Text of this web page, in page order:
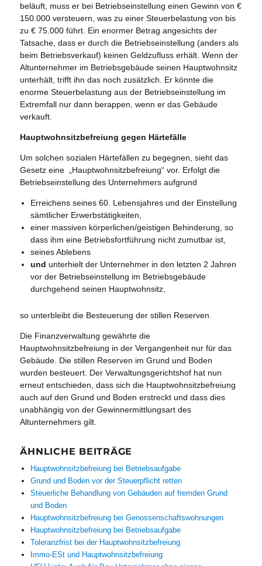
beläuft, muss er bei Betriebseinstellung einen Gewinn von €
150.000 versteuern, was zu einer Steuerbelastung von bis
zu € 75.000 führt. Ein enormer Betrag angesichts der
Tatsache, dass er durch die Betriebseinstellung (anders als
beim Betriebsverkauf) keinen Geldzufluss erhält. Wenn der
Altunternehmer im Betriebsgebäude seinen Hauptwohnsitz
unterhält, trifft ihn das noch zusätzlich. Er könnte die
enorme Steuerbelastung aus der Betriebseinstellung im
Extremfall nur dann berappen, wenn er das Gebäude
verkauft.
Hauptwohnsitzbefreiung gegen Härtefälle
Um solchen sozialen Härtefällen zu begegnen, sieht das
Gesetz eine „Hauptwohnsitzbefreiung“ vor. Erfolgt die
Betriebseinstellung des Unternehmers aufgrund
Erreichens seines 60. Lebensjahres und der Einstellung
sämtlicher Erwerbstätigkeiten,
einer massiven körperlichen/geistigen Behinderung, so
dass ihm eine Betriebsfortführung nicht zumutbar ist,
seines Ablebens
und unterhielt der Unternehmer in den letzten 2 Jahren
vor der Betriebseinstellung im Betriebsgebäude
durchgehend seinen Hauptwohnsitz,
so unterbleibt die Besteuerung der stillen Reserven.
Die Finanzverwaltung gewährte die
Hauptwohnsitzbefreiung in der Vergangenheit nur für das
Gebäude. Die stillen Reserven im Grund und Boden
wurden besteuert. Der Verwaltungsgerichtshof hat nun
erneut entschieden, dass sich die Hauptwohnsitzbefreiung
auch auf den Grund und Boden erstreckt und dass dies
unabhängig von der Gewinnermittlungsart des
Altunternehmers gilt.
ÄHNLICHE BEITRÄGE
Hauptwohnsitzbefreiung bei Betriebsaufgabe
Grund und Boden vor der Steuerpflicht retten
Steuerliche Behandlung von Gebäuden auf fremden Grund
und Boden
Hauptwohnsitzbefreiung bei Genossenschaftswohnungen
Hauptwohnsitzbefreiung bei Betriebsaufgabe
Toleranzfrist bei der Hauptwohnsitzbefreiung
Immo-ESt und Hauptwohnsitzbefreiung